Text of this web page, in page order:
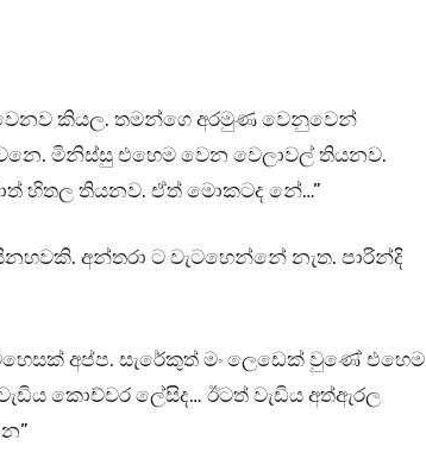
කියල. තමන්ගෙ අරමුණ වෙනුවෙන්
මිනිස්සු එහෙම වෙන වෙලාවල් තියනව.
හිතල තියනව. ඒත් මොකටද නේ…”
අන්තරා ට වැටහෙන්නේ නැත. පාරින්දි
අප්ප. සැරේකුත් මං ලෙඩෙක් වුණේ එහෙම
කොච්චර ලේසිද… ඊටත් වැඩිය අත්ඇරල